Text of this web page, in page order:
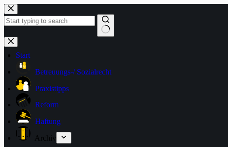
Zum
Inhalt
springen
Keine
Ergebnisse
Start
Betreuungs-/ Sozialrecht
Praxistipps
Reform
Haftung
Archiv